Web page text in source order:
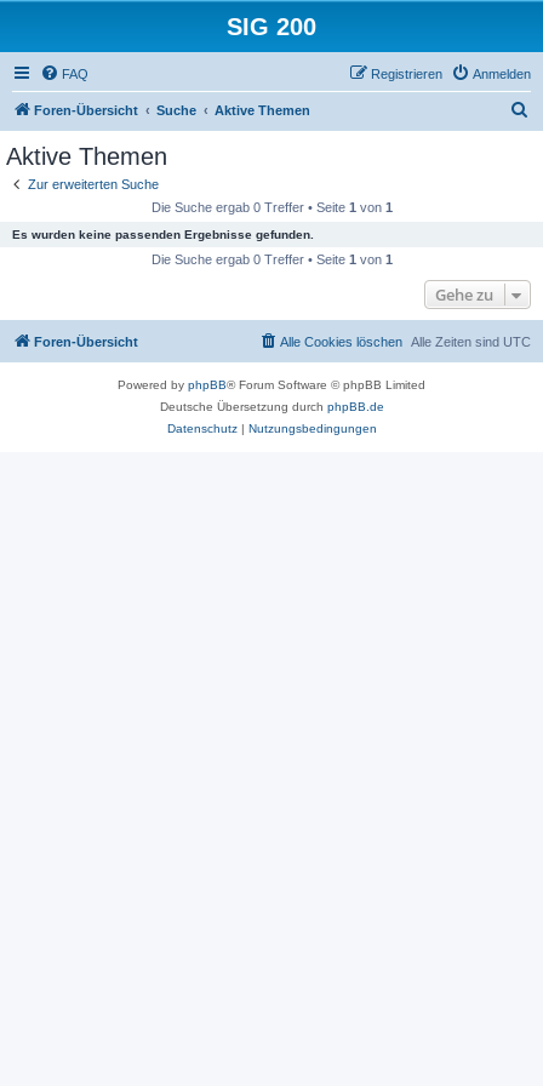
SIG 200
FAQ Anmelden
Registrieren
Foren-Übersicht Suche Aktive Themen
Aktive Themen
Zur erweiterten Suche
Die Suche ergab 0 Treffer • Seite 1 von 1
Es wurden keine passenden Ergebnisse gefunden.
Die Suche ergab 0 Treffer • Seite 1 von 1
Gehe zu
Foren-Übersicht Alle Zeiten sind UTC
Alle Cookies löschen
Powered by phpBB® Forum Software © phpBB Limited
Deutsche Übersetzung durch phpBB.de
Datenschutz| Nutzungsbedingungen